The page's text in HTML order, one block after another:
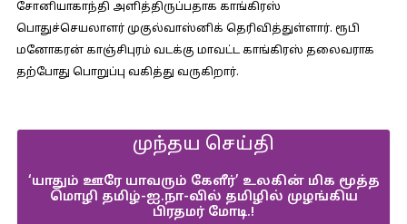
சோனியாகாந்தி அளித்திருப்பதாக காங்கிரஸ்
பொதுச்செயலாளர் முகுல்வாஸ்னிக் தெரிவித்துள்ளார். ரூபி
மனோகரன் காஞ்சிபுரம் வடக்கு மாவட்ட காங்கிரஸ் தலைவராக
தற்போது பொறுப்பு வகித்து வருகிறார்.
முந்தய செய்தி
‘யாதும் ஊரே யாவரும் கேளீர்’ உலகின் மிக மூத்த
மொழி தமிழ்-ஐ.நா-வில் தமிழில் முழங்கிய
பிரதமர் மோடி.!